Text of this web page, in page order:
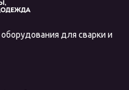
для сварки и